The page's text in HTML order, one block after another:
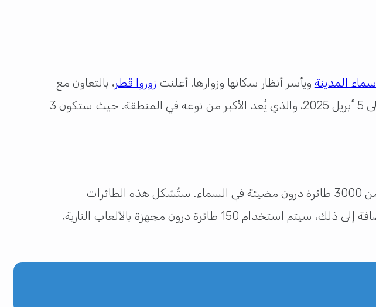
سماء المدينة ويأسر أنظار سكانها وزوارها. أعلنت زوروا قطر، بالتعاون مع
الديار القطرية، عن تنظيم “مهرجان سماء لوسيل” في منطقة ميدان السعد من 3 إلى 5 أبريل 2025، والذي يُعد الأكبر من نوعه في المنطقة. حيث ستكون 3
من أبرز فعاليات المهرجان، العرض الليلي لطائرات الدرون، حيث سيتم إطلاق أكثر من 3000 طائرة درون مضيئة في السماء. ستُشكل هذه الطائرات
تشكيلات ضوئية مذهلة تروي قصصًا بصرية وتُعبر عن الثقافة القطرية وتراثها. بالإضافة إلى ذلك، سيتم استخدام 150 طائرة درون مجهزة بالألعاب النارية،